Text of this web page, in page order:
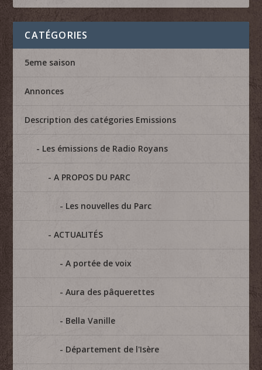
CATÉGORIES
5eme saison
Annonces
Description des catégories Emissions
Les émissions de Radio Royans
A PROPOS DU PARC
Les nouvelles du Parc
ACTUALITÉS
A portée de voix
Aura des pâquerettes
Bella Vanille
Département de l'Isère